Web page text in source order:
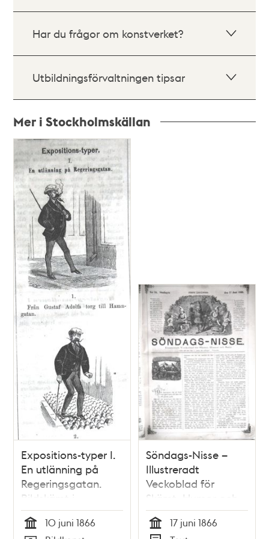
Har du frågor om konstverket?
Utbildningsförvaltningen tipsar
Mer i Stockholmskällan
Relaterade
poster
och
teman
Expositions-typer I.
En utlänning på
Regeringsgatan.
Bildskämt i
Söndags-Nisse –
Illustreradt
Tid
10 juni 1866
Söndags-Nisse –
Illustreradt
Veckoblad för
Skämt, Humor och
Satir, nr 24, den 17
juni 1866 om
Tid
17 juni 1866